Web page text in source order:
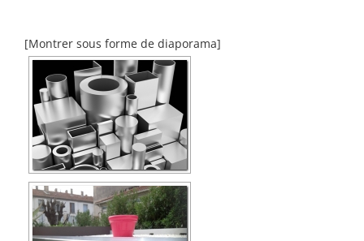
[Montrer sous forme de diaporama]